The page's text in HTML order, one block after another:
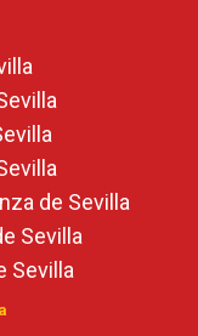
de Sevilla
Sevilla
Sevilla